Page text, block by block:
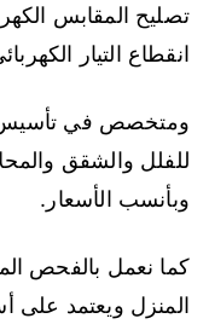
تصليح المقابس
انقطاع التيار
ومتخصص في تأسيس
للفلل والشقق
وبأنسب الأسعار.
كما نعمل بالفحص
المنزل ويعتمد على